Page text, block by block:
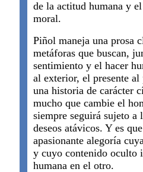
de la actitud humana y
moral.
Piñol maneja una prosa
metáforas que buscan,
sentimiento y el hacer
al exterior, el presente
una historia de carácter
mucho que cambie el
siempre seguirá sujeto a
deseos atávicos. Y es
apasionante alegoría
y cuyo contenido oculto
humana en el otro.